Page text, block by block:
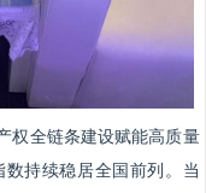
权全链条建设赋能高质量
持续稳居全国前列。当